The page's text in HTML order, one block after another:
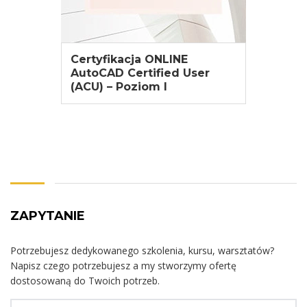
Certyfikacja ONLINE
AutoCAD Certified User
(ACU) – Poziom I
ZAPYTANIE
Potrzebujesz dedykowanego szkolenia, kursu, warsztatów?
Napisz czego potrzebujesz a my stworzymy ofertę
dostosowaną do Twoich potrzeb.